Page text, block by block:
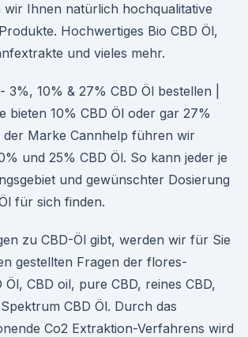
wir Ihnen natürlich hochqualitative
Hochwertiges Bio CBD Öl,
und vieles mehr.
3%, 10% & 27% CBD Öl bestellen |
bieten 10% CBD Öl oder gar 27%
der Marke Cannhelp führen wir
und 25% CBD Öl. So kann jeder je
und gewünschter Dosierung
für sich finden.
zu CBD-Öl gibt, werden wir für Sie
gestellten Fragen der flores-
Öl, CBD oil, pure CBD, reines CBD,
CBD Öl. Durch das
Co2 Extraktion-Verfahrens wird